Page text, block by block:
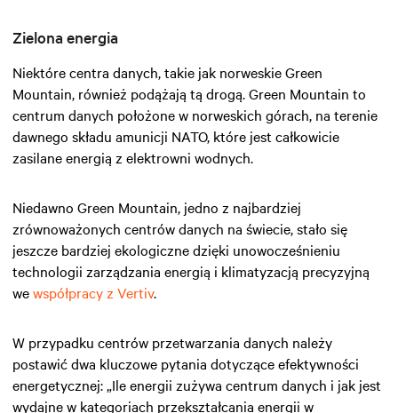
Zielona energia
Niektóre centra danych, takie jak norweskie Green
Mountain, również podążają tą drogą. Green Mountain to
centrum danych położone w norweskich górach, na terenie
dawnego składu amunicji NATO, które jest całkowicie
zasilane energią z elektrowni wodnych.
Niedawno Green Mountain, jedno z najbardziej
zrównoważonych centrów danych na świecie, stało się
jeszcze bardziej ekologiczne dzięki unowocześnieniu
technologii zarządzania energią i klimatyzacją precyzyjną
wewspółpracy z Vertiv.
W przypadku centrów przetwarzania danych należy
postawić dwa kluczowe pytania dotyczące efektywności
energetycznej: „Ile energii zużywa centrum danych i jak jest
wydajne w kategoriach przekształcania energii w